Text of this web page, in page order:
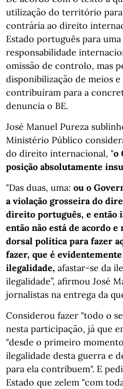
utilização do território
contrária ao direito
Estado português para
responsabilidade
omissão de controlo, mas
disponibilização de meios
contribuíram para a
denuncia o BE.
José Manuel Pureza
Ministério Público
do direito internacional, "o
posição absolutamente
"Das duas, uma: ou o
a violação grosseira do
direito português, e então
então não está de acordo e
dorsal política para fazer
fazer, que é
ilegalidade, afastar-se da
ilegalidade”, afirmou José
jornalistas na entrega da
Considerou fazer "todo o
nesta participação, já que
"desde o primeiro
ilegalidade desta guerra e
para ela contribuem". E
Estado que zelem "com